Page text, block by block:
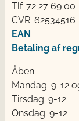
Tlf. 72 2​​​7 69 00
CVR: 62534516
EAN
Betaling af
Åben:
Mandag: 9-12
Tirsdag: 9-12
Onsdag: 9-12